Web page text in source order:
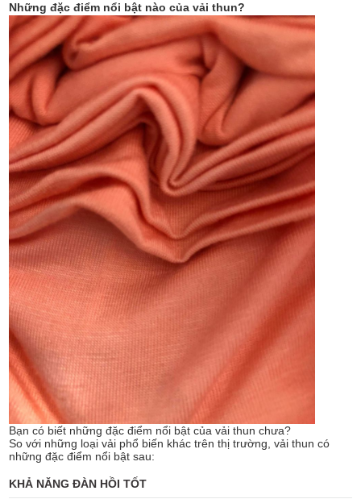
Những đặc điểm nổi bật nào của vải thun?
Bạn có biết những đặc điểm nổi bật của vải thun chưa?
So với những loại vải phổ biến khác trên thị trường, vải thun có
những đặc điểm nổi bật sau:
KHẢ NĂNG ĐÀN HỒI TỐT